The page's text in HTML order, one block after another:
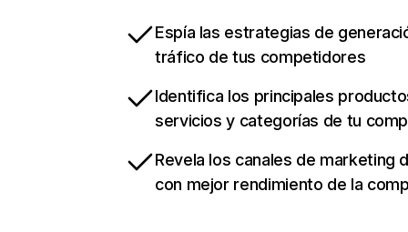
Espía las estrategias de
tráfico de tus competidores
Identifica los principales
servicios y categorías de tu
Revela los canales de marketing
con mejor rendimiento de la